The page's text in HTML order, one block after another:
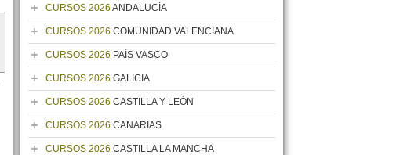
CURSOS 2026 ANDALUCÍA
CURSOS 2026 COMUNIDAD VALENCIANA
CURSOS 2026 PAÍS VASCO
CURSOS 2026 GALICIA
CURSOS 2026 CASTILLA Y LEÓN
CURSOS 2026 CANARIAS
CURSOS 2026 CASTILLA LA MANCHA